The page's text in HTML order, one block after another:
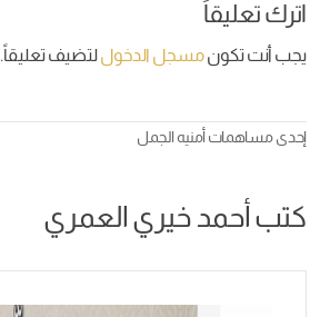
اترك تعليقاً
يجب أنت تكونمسجل الدخوللتضيف تعليقاً.
إحدى مساهماتأمنيه الجمل
كتب أحمد خيري العمري